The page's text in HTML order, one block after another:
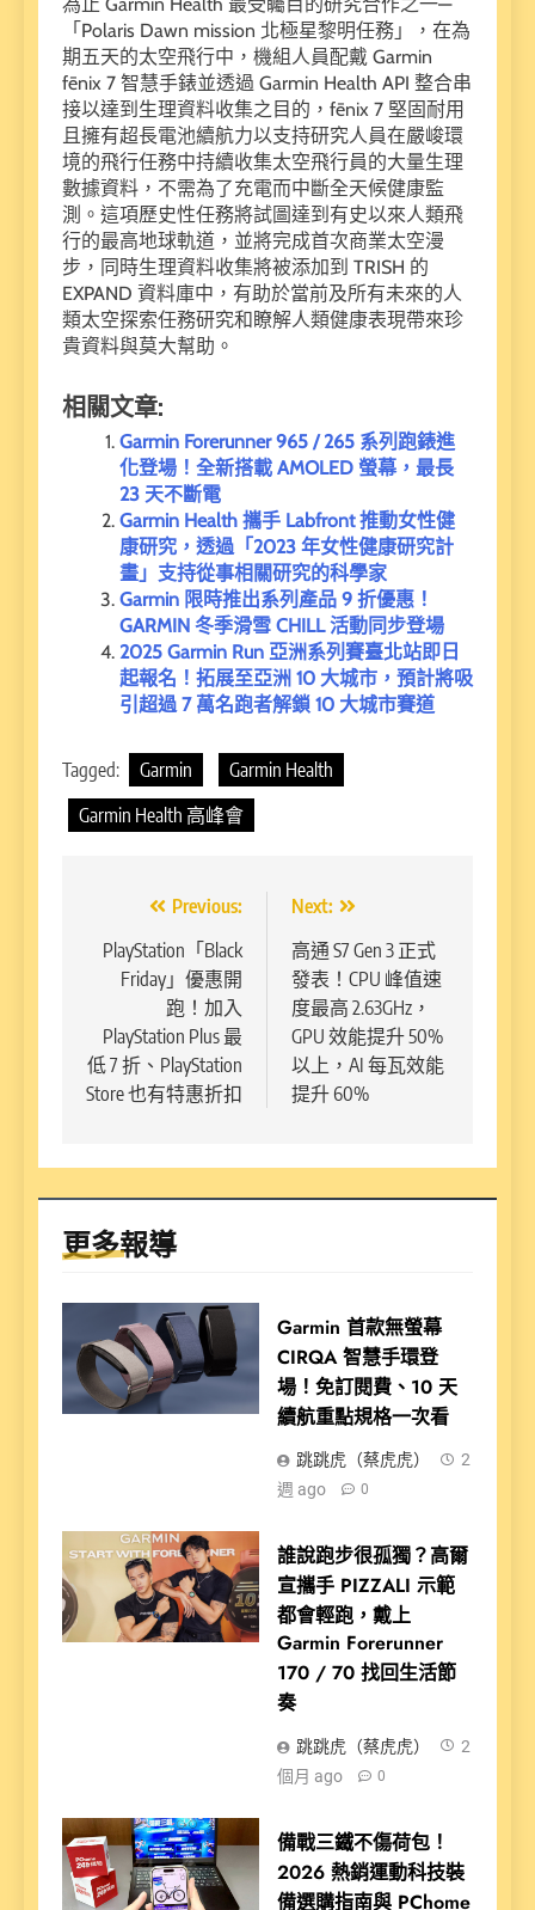
「Polaris Dawn mission 北極星黎明任務」，在為
期五天的太空飛行中，機組人員配戴 Garmin
fēnix 7 智慧手錶並透過 Garmin Health API 整合串
接以達到生理資料收集之目的，fēnix 7 堅固耐用
且擁有超長電池續航力以支持研究人員在嚴峻環
境的飛行任務中持續收集太空飛行員的大量生理
數據資料，不需為了充電而中斷全天候健康監
測。這項歷史性任務將試圖達到有史以來人類飛
行的最高地球軌道，並將完成首次商業太空漫
步，同時生理資料收集將被添加到 TRISH 的
EXPAND 資料庫中，有助於當前及所有未來的人
類太空探索任務研究和瞭解人類健康表現帶來珍
貴資料與莫大幫助。
相關文章:
Garmin Forerunner 965 / 265 系列跑錶進
化登場！全新搭載 AMOLED 螢幕，最長
23 天不斷電
Garmin Health 攜手 Labfront 推動女性健
康研究，透過「2023 年女性健康研究計
畫」支持從事相關研究的科學家
Garmin 限時推出系列產品 9 折優惠！
GARMIN 冬季滑雪 CHILL 活動同步登場
2025 Garmin Run 亞洲系列賽臺北站即日
起報名！拓展至亞洲 10 大城市，預計將吸
引超過 7 萬名跑者解鎖 10 大城市賽道
Tagged: Garmin
Garmin Health
Garmin Health 高峰會
章
覽
Previous:
PlayStation「Black
Friday」優惠開
跑！加入
PlayStation Plus 最
低 7 折、PlayStation
Store 也有特惠折扣
Next:
高通 S7 Gen 3 正式
發表！CPU 峰值速
度最高 2.63GHz，
GPU 效能提升 50%
以上，AI 每瓦效能
提升 60%
更多報導
Garmin 首款無螢幕
CIRQA 智慧手環登
場！免訂閱費、10 天
續航重點規格一次看
跳跳虎（蔡虎虎）
2
週 ago
0
誰說跑步很孤獨？高爾
宣攜手 PIZZALI 示範
都會輕跑，戴上
Garmin Forerunner
170 / 70 找回生活節
奏
跳跳虎（蔡虎虎）
2
個月 ago
0
備戰三鐵不傷荷包！
2026 熱銷運動科技裝
備選購指南與 PChome